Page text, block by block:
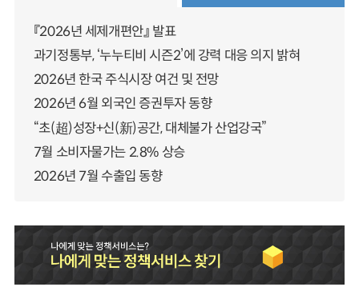
『2026년 세제개편안』 발표
과기정통부, ‘누누티비 시즌2’에 강력 대응 의지 밝혀
2026년 한국 주식시장 여건 및 전망
2026년 6월 외국인 증권투자 동향
“초(超)성장+신(新)공간, 대체불가 산업강국”
7월 소비자물가는 2.8% 상승
2026년 7월 수출입 동향